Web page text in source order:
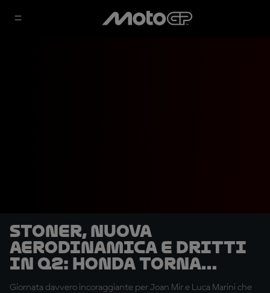
Stoner, nuova
aerodinamica e dritti
in Q2: Honda torna
protagonista
Giornata davvero incoraggiante per Joan Mir e Luca Marini che